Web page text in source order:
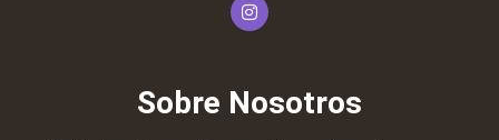
Sobre Nosotros